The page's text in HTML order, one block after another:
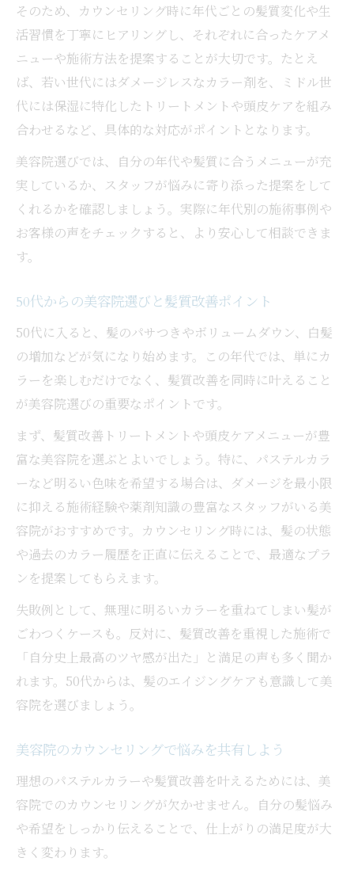
そのため、カウンセリング時に年代ごとの髪質変化や生
活習慣を丁寧にヒアリングし、それぞれに合ったケアメ
ニューや施術方法を提案することが大切です。たとえ
ば、若い世代にはダメージレスなカラー剤を、ミドル世
代には保湿に特化したトリートメントや頭皮ケアを組み
合わせるなど、具体的な対応がポイントとなります。
美容院選びでは、自分の年代や髪質に合うメニューが充
実しているか、スタッフが悩みに寄り添った提案をして
くれるかを確認しましょう。実際に年代別の施術事例や
お客様の声をチェックすると、より安心して相談できま
す。
50代からの美容院選びと髪質改善ポイント
50代に入ると、髪のパサつきやボリュームダウン、白髪
の増加などが気になり始めます。この年代では、単にカ
ラーを楽しむだけでなく、髪質改善を同時に叶えること
が美容院選びの重要なポイントです。
まず、髪質改善トリートメントや頭皮ケアメニューが豊
富な美容院を選ぶとよいでしょう。特に、パステルカラ
ーなど明るい色味を希望する場合は、ダメージを最小限
に抑える施術経験や薬剤知識の豊富なスタッフがいる美
容院がおすすめです。カウンセリング時には、髪の状態
や過去のカラー履歴を正直に伝えることで、最適なプラ
ンを提案してもらえます。
失敗例として、無理に明るいカラーを重ねてしまい髪が
ごわつくケースも。反対に、髪質改善を重視した施術で
「自分史上最高のツヤ感が出た」と満足の声も多く聞か
れます。50代からは、髪のエイジングケアも意識して美
容院を選びましょう。
美容院のカウンセリングで悩みを共有しよう
理想のパステルカラーや髪質改善を叶えるためには、美
容院でのカウンセリングが欠かせません。自分の髪悩み
や希望をしっかり伝えることで、仕上がりの満足度が大
きく変わります。